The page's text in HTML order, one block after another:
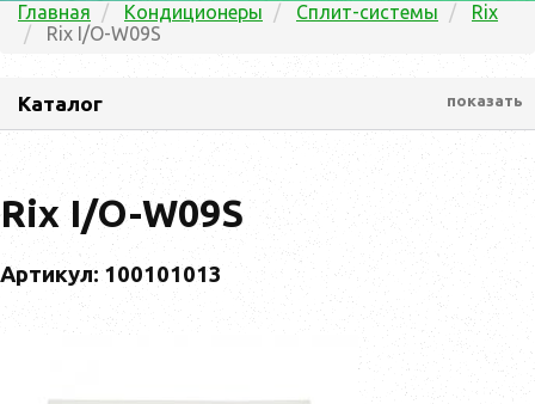
Главная Кондиционеры Сплит-системы
Rix
Rix I/O-W09S
Каталог показать
Rix I/O-W09S
Артикул: 100101013